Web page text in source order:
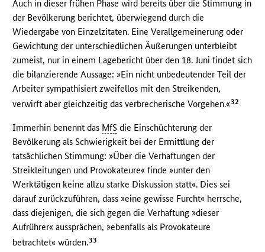
Auch in dieser frühen Phase wird bereits über die Stimmung in
der Bevölkerung berichtet, überwiegend durch die
Wiedergabe von Einzelzitaten. Eine Verallgemeinerung oder
Gewichtung der unterschiedlichen Äußerungen unterbleibt
zumeist, nur in einem Lagebericht über den 18. Juni findet sich
die bilanzierende Aussage: »Ein nicht unbedeutender Teil der
Arbeiter sympathisiert zweifellos mit den Streikenden,
verwirft aber gleichzeitig das verbrecherische Vorgehen.«32
Immerhin benennt das MfS die Einschüchterung der
Bevölkerung als Schwierigkeit bei der Ermittlung der
tatsächlichen Stimmung: »Über die Verhaftungen der
Streikleitungen und Provokateure« finde »unter den
Werktätigen keine allzu starke Diskussion statt«. Dies sei
darauf zurückzuführen, dass »eine gewisse Furcht« herrsche,
dass diejenigen, die sich gegen die Verhaftung »dieser
Aufrührer« aussprächen, »ebenfalls als Provokateure
betrachtet« würden.33